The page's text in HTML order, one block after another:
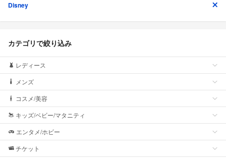
Disney
カテゴリで絞り込み
レディース
メンズ
コスメ/美容
キッズ/ベビー/マタニティ
エンタメ/ホビー
チケット